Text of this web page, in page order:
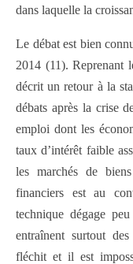
dans laquelle la
Le débat est bien
2014 (11). Reprenant
décrit un retour à la
débats après la crise
emploi dont les
taux d’intérêt faible
les marchés de
financiers est au
technique dégage
entraînent surtout
fléchit et il est